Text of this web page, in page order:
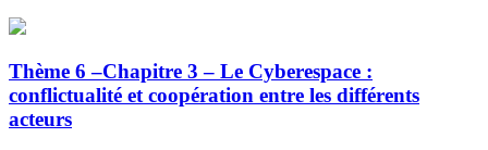
Thème 6 –Chapitre 3 – Le Cyberespace :
conflictualité et coopération entre les différents
acteurs